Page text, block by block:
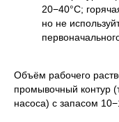
20−40°C;
но не
Объём рабочего
промывочный контур
насоса) с запасом